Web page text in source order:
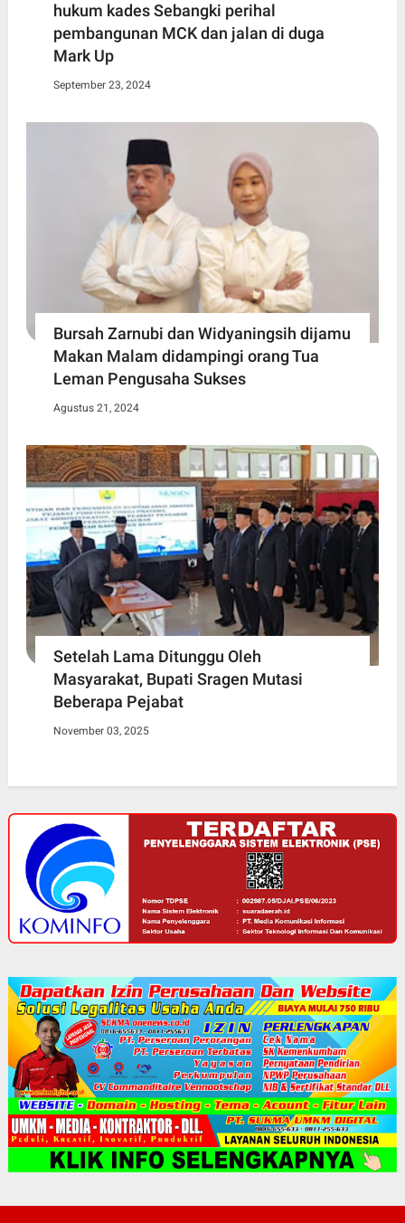
hukum kades Sebangki perihal
pembangunan MCK dan jalan di duga
Mark Up
September 23, 2024
Bursah Zarnubi dan Widyaningsih dijamu
Makan Malam didampingi orang Tua
Leman Pengusaha Sukses
Agustus 21, 2024
Setelah Lama Ditunggu Oleh
Masyarakat, Bupati Sragen Mutasi
Beberapa Pejabat
November 03, 2025